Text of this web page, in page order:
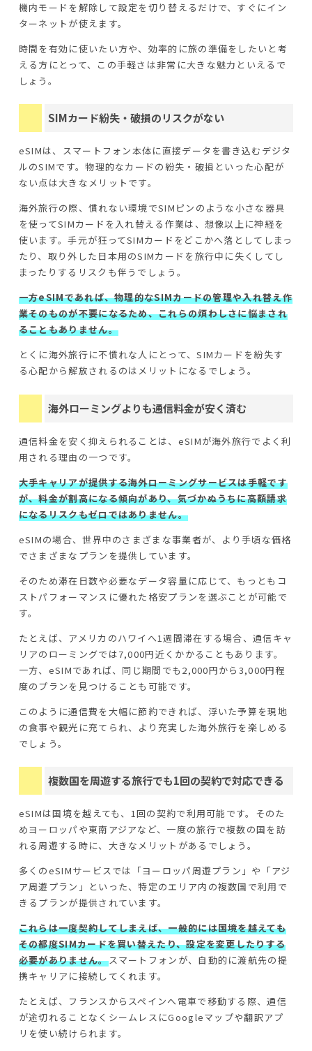
機内モードを解除して設定を切り替えるだけで、すぐにイン
ターネットが使えます。
時間を有効に使いたい方や、効率的に旅の準備をしたいと考
える方にとって、この手軽さは非常に大きな魅力といえるで
しょう。
SIMカード紛失・破損のリスクがない
eSIMは、スマートフォン本体に直接データを書き込むデジタ
ルのSIMです。物理的なカードの紛失・破損といった心配が
ない点は大きなメリットです。
海外旅行の際、慣れない環境でSIMピンのような小さな器具
を使ってSIMカードを入れ替える作業は、想像以上に神経を
使います。手元が狂ってSIMカードをどこかへ落としてしまっ
たり、取り外した日本用のSIMカードを旅行中に失くしてし
まったりするリスクも伴うでしょう。
一方eSIMであれば、物理的なSIMカードの管理や入れ替え作
業そのものが不要になるため、これらの煩わしさに悩まされ
ることもありません。
とくに海外旅行に不慣れな人にとって、SIMカードを紛失す
る心配から解放されるのはメリットになるでしょう。
海外ローミングよりも通信料金が安く済む
通信料金を安く抑えられることは、eSIMが海外旅行でよく利
用される理由の一つです。
大手キャリアが提供する海外ローミングサービスは手軽です
が、料金が割高になる傾向があり、気づかぬうちに高額請求
になるリスクもゼロではありません。
eSIMの場合、世界中のさまざまな事業者が、より手頃な価格
でさまざまなプランを提供しています。
そのため滞在日数や必要なデータ容量に応じて、もっともコ
ストパフォーマンスに優れた格安プランを選ぶことが可能で
す。
たとえば、アメリカのハワイへ1週間滞在する場合、通信キャ
リアのローミングでは7,000円近くかかることもあります。
一方、eSIMであれば、同じ期間でも2,000円から3,000円程
度のプランを見つけることも可能です。
このように通信費を大幅に節約できれば、浮いた予算を現地
の食事や観光に充てられ、より充実した海外旅行を楽しめる
でしょう。
複数国を周遊する旅行でも1回の契約で対応できる
eSIMは国境を越えても、1回の契約で利用可能です。そのた
めヨーロッパや東南アジアなど、一度の旅行で複数の国を訪
れる周遊する時に、大きなメリットがあるでしょう。
多くのeSIMサービスでは「ヨーロッパ周遊プラン」や「アジ
ア周遊プラン」といった、特定のエリア内の複数国で利用で
きるプランが提供されています。
これらは一度契約してしまえば、一般的には国境を越えても
その都度SIMカードを買い替えたり、設定を変更したりする
必要がありません。スマートフォンが、自動的に渡航先の提
携キャリアに接続してくれます。
たとえば、フランスからスペインへ電車で移動する際、通信
が途切れることなくシームレスにGoogleマップや翻訳アプ
リを使い続けられます。